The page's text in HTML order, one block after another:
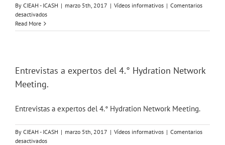
By CIEAH - ICASH | marzo 5th, 2017 | Vídeos informativos | Comentarios
desactivadosen
importancia
en
hidratación
Read More
Entrevistas a expertos del 4.° Hydration Network
Meeting.
Entrevistas a expertos del 4.° Hydration Network Meeting.
By CIEAH - ICASH | marzo 5th, 2017 | Vídeos informativos | Comentarios
desactivadosen